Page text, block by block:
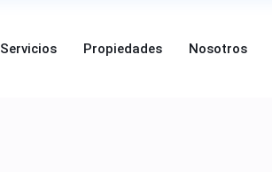
Servicios Propiedades Nosotros